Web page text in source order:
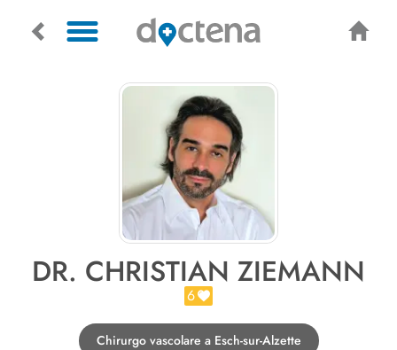
DR. CHRISTIAN ZIEMANN
6
Chirurgo vascolare a Esch-sur-Alzette